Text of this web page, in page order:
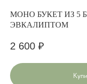
МОНО БУКЕТ ИЗ 5
ЭВКАЛИПТОМ
2 600 ₽